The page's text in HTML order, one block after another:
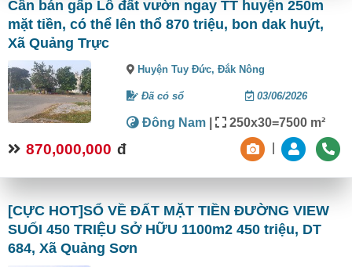
Cần bán gấp Lô đất vườn ngay TT huyện 250m
mặt tiền, có thể lên thổ 870 triệu, bon dak huýt,
Xã Quảng Trực
Huyện Tuy Đức,Đắk Nông
Đã có sổ 03/06/2026
Đông Nam | 250x30=7500 m²
870,000,000 đ
[CỰC HOT]SỔ VỀ ĐẤT MẶT TIỀN ĐƯỜNG VIEW
SUỐI 450 TRIỆU SỞ HỮU 1100m2 450 triệu, DT
684, Xã Quảng Sơn